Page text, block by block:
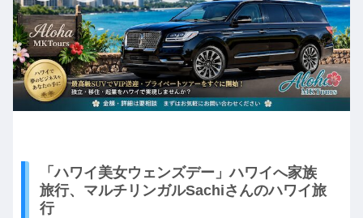
「ハワイ美女ウェンズデー」ハワイへ家族
旅行、マルチリンガルSachiさんのハワイ旅
行